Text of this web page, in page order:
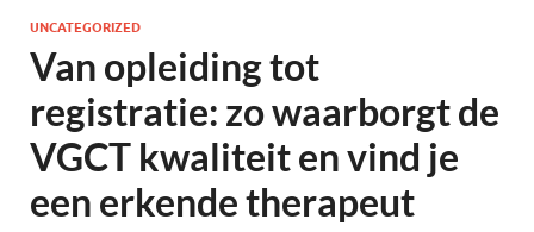
UNCATEGORIZED
Van opleiding tot
registratie: zo waarborgt de
VGCT kwaliteit en vind je
een erkende therapeut